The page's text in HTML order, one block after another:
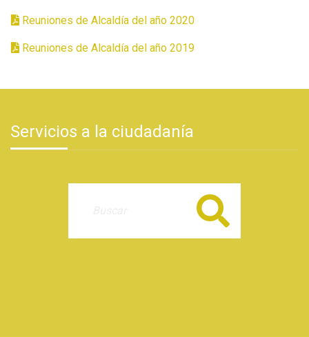
Reuniones de Alcaldía del año 2020
Reuniones de Alcaldía del año 2019
Servicios a la ciudadanía
Buscar